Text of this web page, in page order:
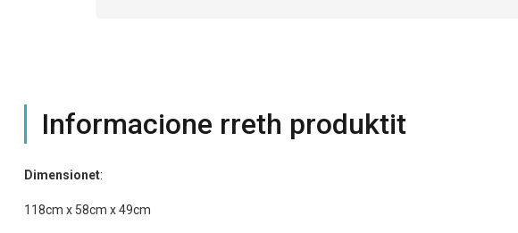
Informacione rreth produktit
Dimensionet:
118cm x 58cm x 49cm